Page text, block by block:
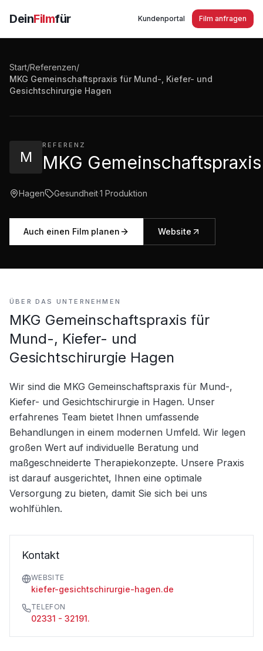
DeinFilmfür Kundenportal Film anfragen
Start/Referenzen/
MKG Gemeinschaftspraxis für Mund-, Kiefer- und
Gesichtschirurgie Hagen
M
REFERENZ
MKG
Hagen Gesundheit·1 Produktion
Auch einen Film planen Website
MKG Gemeinschaftspraxis für Mund-, Kiefer- und
ÜBER DAS UNTERNEHMEN
MKG Gemeinschaftspraxis für
Mund-, Kiefer- und
Gesichtschirurgie Hagen
Wir sind die MKG Gemeinschaftspraxis für Mund-,
Kiefer- und Gesichtschirurgie in Hagen. Unser
erfahrenes Team bietet Ihnen umfassende
Behandlungen in einem modernen Umfeld. Wir legen
großen Wert auf individuelle Beratung und
maßgeschneiderte Therapiekonzepte. Unsere Praxis
ist darauf ausgerichtet, Ihnen eine optimale
Versorgung zu bieten, damit Sie sich bei uns
wohlfühlen.
Kontakt
WEBSITE
kiefer-gesichtschirurgie-hagen.de
TELEFON
02331 - 32191.